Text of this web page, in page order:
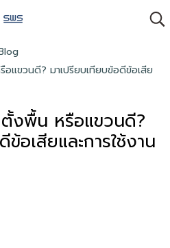
แขวนดี? มาเปรียบเทียบข้อดีข้อเสีย
งพื้น หรือแขวนดี?
อเสียและการใช้งาน